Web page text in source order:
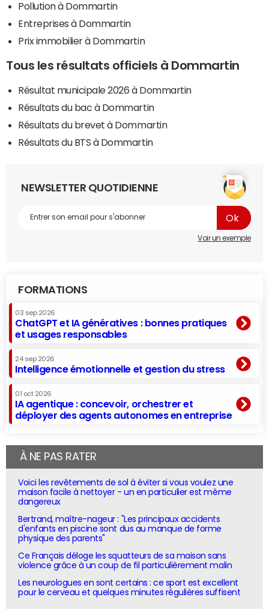
Pollution à Dommartin
Entreprises à Dommartin
Prix immobilier à Dommartin
Tous les résultats officiels à Dommartin
Résultat municipale 2026 à Dommartin
Résultats du bac à Dommartin
Résultats du brevet à Dommartin
Résultats du BTS à Dommartin
NEWSLETTER QUOTIDIENNE
Voir un exemple
FORMATIONS
03 sep 2026
ChatGPT et IA génératives : bonnes pratiques
et usages responsables
24 sep 2026
Intelligence émotionnelle et gestion du stress
01 oct 2026
IA agentique : concevoir, orchestrer et
déployer des agents autonomes en entreprise
À NE PAS RATER
Voici les revêtements de sol à éviter si vous voulez une
maison facile à nettoyer - un en particulier est même
dangereux
Bertrand, maître-nageur : "Les principaux accidents
d'enfants en piscine sont dus au manque de forme
physique des parents"
Ce Français déloge les squatteurs de sa maison sans
violence grâce à un coup de fil particulièrement malin
Les neurologues en sont certains : ce sport est excellent
pour le cerveau et quelques minutes régulières suffisent